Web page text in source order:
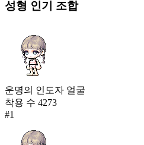
성형 인기 조합
운명의 인도자 얼굴
착용 수 4273
#1